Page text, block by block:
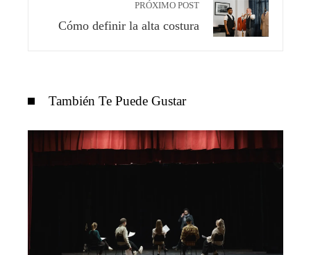
PRÓXIMO POST
Cómo definir la alta costura
También Te Puede Gustar